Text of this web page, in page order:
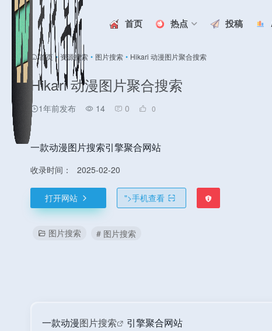
首页 热点 投稿
首页 • 资源搜索 • 图片搜索 • Hikari 动漫图片聚合搜索
Hikari 动漫图片聚合搜索
1年前发布 14 0 0
一款动漫图片搜索引擎聚合网站
收录时间： 2025-02-20
打开网站 ">手机查看
图片搜索 # 图片搜索
一款动漫图片搜索 引擎聚合网站